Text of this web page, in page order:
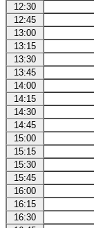
12:30
12:45
13:00
13:15
13:30
13:45
14:00
14:15
14:30
14:45
15:00
15:15
15:30
15:45
16:00
16:15
16:30